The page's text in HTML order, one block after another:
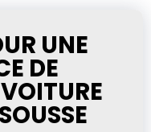
UNE
DE